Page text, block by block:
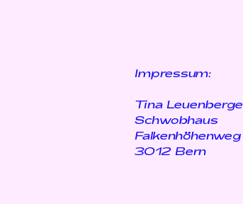
Impressum:
Tina
3012 Bern